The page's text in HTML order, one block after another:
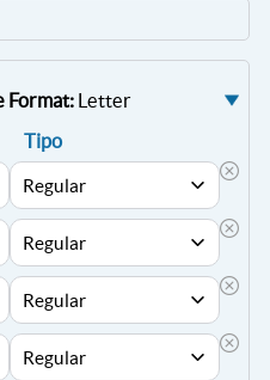
Format: Letter
Tipo